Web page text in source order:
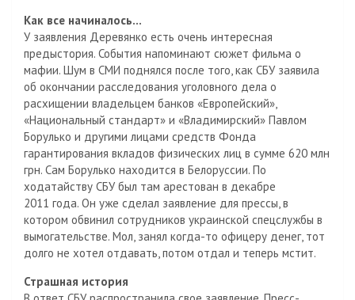
Как все начиналось…
У заявления Деревянко есть очень интересная
предыстория. События напоминают сюжет фильма о
мафии. Шум в СМИ поднялся после того, как СБУ заявила
об окончании расследования уголовного дела о
расхищении владельцем банков «Европейский»,
«Национальный стандарт» и «Владимирский» Павлом
Борулько и другими лицами средств Фонда
гарантирования вкладов физических лиц в сумме 620 млн
грн. Сам Борулько находится в Белоруссии. По
ходатайству СБУ был там арестован в декабре
2011 года. Он уже сделал заявление для прессы, в
котором обвинил сотрудников украинской спецслужбы в
вымогательстве. Мол, занял когда-то офицеру денег, тот
долго не хотел отдавать, потом отдал и теперь мстит.
Страшная история